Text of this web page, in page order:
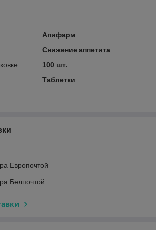
Апифарм
Снижение аппетита
100 шт.
Таблетки
Европочтой
Белпочтой